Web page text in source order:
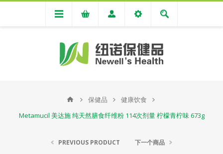
保健品
健康饮食
Metamucil 美达施 纯天然膳食纤维粉 114次剂量 柠檬青柠味 673g
PREVIOUS PRODUCT 下一个商品